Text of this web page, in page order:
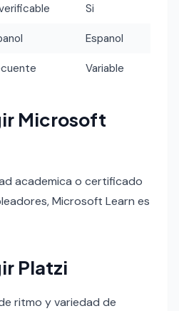
Si
Espanol
Variable
Microsoft
academica o certificado
Microsoft Learn es
Platzi
ritmo y variedad de